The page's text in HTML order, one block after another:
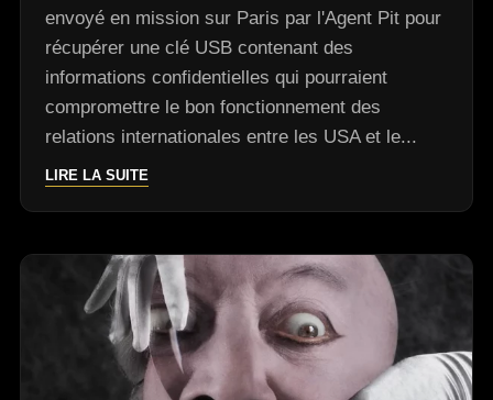
envoyé en mission sur Paris par l'Agent Pit pour
récupérer une clé USB contenant des
informations confidentielles qui pourraient
compromettre le bon fonctionnement des
relations internationales entre les USA et le...
LIRE LA SUITE